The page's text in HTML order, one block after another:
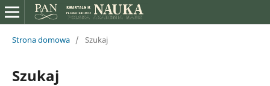
Strona domowa / Szukaj
Szukaj